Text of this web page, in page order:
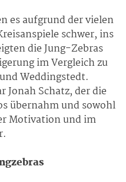
es aufgrund der vielen
schwer, ins
die Jung-Zebras
im Vergleich zu
Weddingstedt.
Jonah Schatz, der die
übernahm und sowohl
Motivation und im